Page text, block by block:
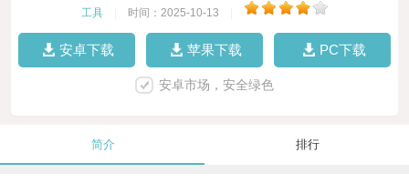
工具 时间：2025-10-13
安卓下载 苹果下载 PC下载
安卓市场，安全绿色
简介 排行